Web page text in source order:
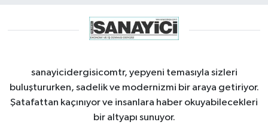
sanayicidergisicomtr, yepyeni temasıyla sizleri
buluştururken, sadelik ve modernizmi bir araya getiriyor.
Şatafattan kaçınıyor ve insanlara haber okuyabilecekleri
bir altyapı sunuyor.